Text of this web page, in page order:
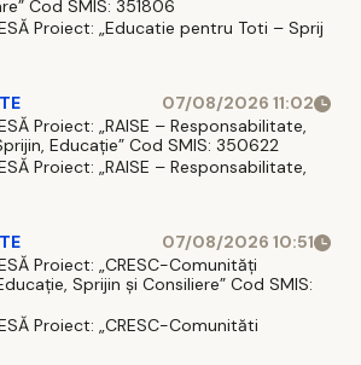
Cod SMIS: 351806
Proiect: „Educatie pentru Toti – Sprij
07/08/2026 11:02
Proiect: „RAISE – Responsabilitate,
Educație” Cod SMIS: 350622
Proiect: „RAISE – Responsabilitate,
07/08/2026 10:51
Proiect: „CRESC-Comunități
Sprijin și Consiliere” Cod SMIS:
Proiect: „CRESC-Comunităti